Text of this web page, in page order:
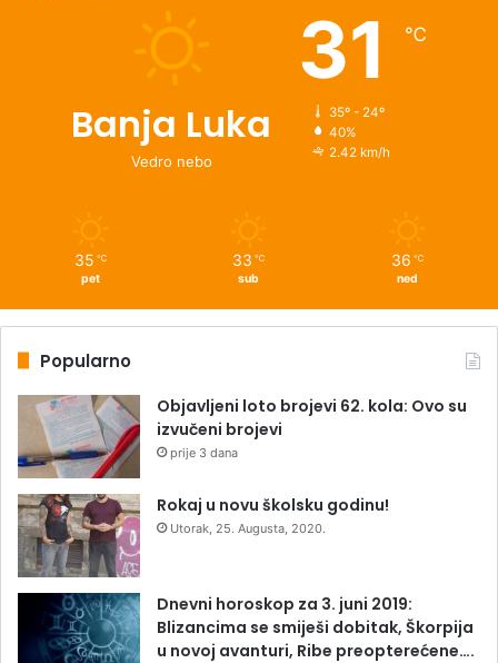
Banja Luka
Vedro nebo
31 ℃
35º - 24º
40%
2.42 km/h
35 ℃
pet
33 ℃
sub
36 ℃
ned
Popularno
Objavljeni loto brojevi 62. kola: Ovo su
izvučeni brojevi
prije 3 dana
Rokaj u novu školsku godinu!
Utorak, 25. Augusta, 2020.
Dnevni horoskop za 3. juni 2019:
Blizancima se smiješi dobitak, Škorpija
u novoj avanturi, Ribe preopterećene….